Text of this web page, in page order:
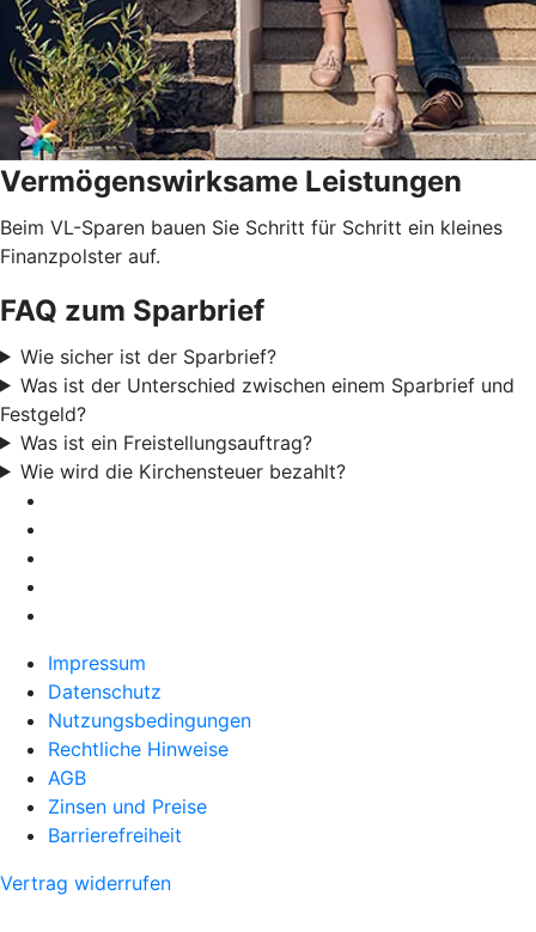
Vermögenswirksame Leistungen
Beim VL-Sparen bauen Sie Schritt für Schritt ein kleines
Finanzpolster auf.
FAQ zum Sparbrief
Wie sicher ist der Sparbrief?
Was ist der Unterschied zwischen einem Sparbrief und
Festgeld?
Was ist ein Freistellungsauftrag?
Wie wird die Kirchensteuer bezahlt?
Impressum
Datenschutz
Nutzungsbedingungen
Rechtliche Hinweise
AGB
Zinsen und Preise
Barrierefreiheit
Vertrag widerrufen